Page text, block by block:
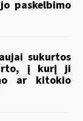
paskelbimo
sukurtos
į kurį ji
ar kitokio